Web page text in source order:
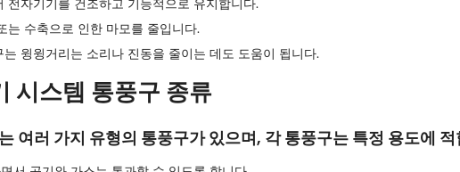
는 수축으로 인한 마모를 줄입니다.
윙윙거리는 소리나 진동을 줄이는 데도 도움이 됩니다.
시스템 통풍구 종류
여러 가지 유형의 통풍구가 있으며, 각 통풍구는 특정 용도에